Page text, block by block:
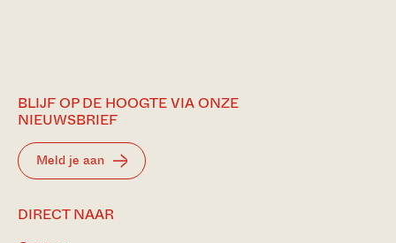
BLIJF OP DE HOOGTE VIA ONZE
NIEUWSBRIEF
Meld je aan
DIRECT NAAR